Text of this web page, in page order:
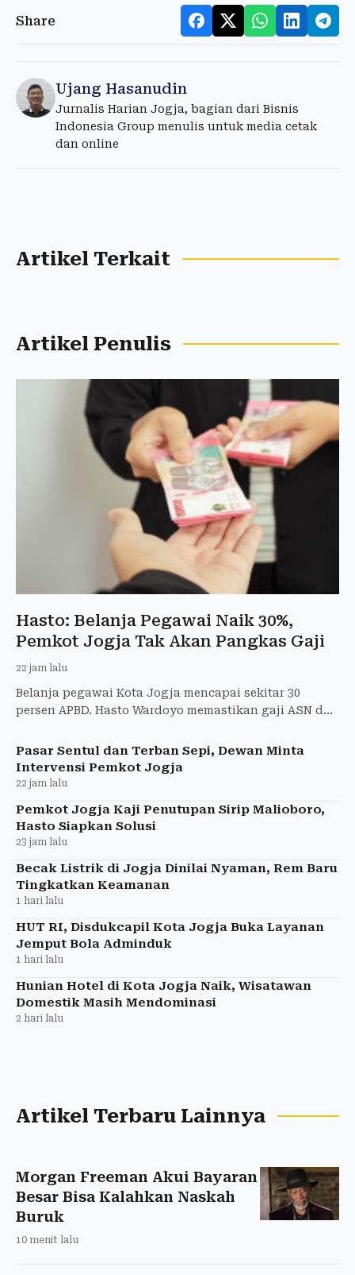
Share
Ujang Hasanudin
Jurnalis Harian Jogja, bagian dari Bisnis
Indonesia Group menulis untuk media cetak
dan online
Artikel Terkait
Artikel Penulis
Hasto: Belanja Pegawai Naik 30%,
Pemkot Jogja Tak Akan Pangkas Gaji
22 jam lalu
Belanja pegawai Kota Jogja mencapai sekitar 30
persen APBD. Hasto Wardoyo memastikan gaji ASN dan
Pasar Sentul dan Terban Sepi, Dewan Minta
Intervensi Pemkot Jogja
22 jam lalu
Pemkot Jogja Kaji Penutupan Sirip Malioboro,
Hasto Siapkan Solusi
23 jam lalu
Becak Listrik di Jogja Dinilai Nyaman, Rem Baru
Tingkatkan Keamanan
1 hari lalu
HUT RI, Disdukcapil Kota Jogja Buka Layanan
Jemput Bola Adminduk
1 hari lalu
Hunian Hotel di Kota Jogja Naik, Wisatawan
Domestik Masih Mendominasi
2 hari lalu
Artikel Terbaru Lainnya
Morgan Freeman Akui Bayaran
Besar Bisa Kalahkan Naskah
Buruk
10 menit lalu